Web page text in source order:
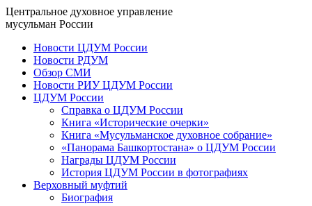
Центральное духовное управление
мусульман России
Новости ЦДУМ России
Новости РДУМ
Обзор СМИ
Новости РИУ ЦДУМ России
ЦДУМ России
Справка о ЦДУМ России
Книга «Исторические очерки»
Книга «Мусульманское духовное собрание»
«Панорама Башкортостана» о ЦДУМ России
Награды ЦДУМ России
История ЦДУМ России в фотографиях
Верховный муфтий
Биография